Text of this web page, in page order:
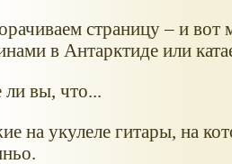
страницу – и
в Антарктиде или
ли вы, что...
на укулеле гитары, на